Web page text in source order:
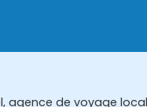
agence de voyage